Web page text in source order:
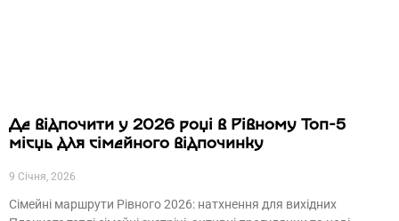
Де відпочити у 2026 році в Рівному Топ-5
місць для сімейного відпочинку
9 Січня, 2026
Сімейні маршрути Рівного 2026: натхнення для вихідних